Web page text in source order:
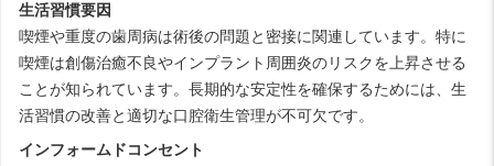
生活習慣要因
喫煙や重度の歯周病は術後の問題と密接に関連しています。特に
喫煙は創傷治癒不良やインプラント周囲炎のリスクを上昇させる
ことが知られています。長期的な安定性を確保するためには、生
活習慣の改善と適切な口腔衛生管理が不可欠です。
インフォームドコンセント